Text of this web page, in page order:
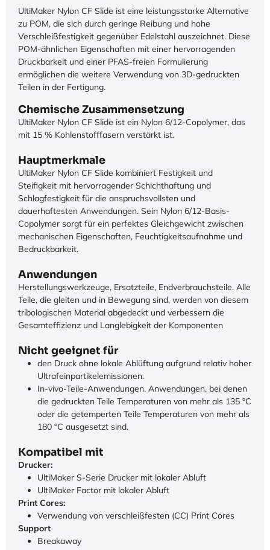
UltiMaker Nylon CF Slide ist eine leistungsstarke Alternative
zu POM, die sich durch geringe Reibung und hohe
Verschleißfestigkeit gegenüber Edelstahl auszeichnet. Diese
POM-ähnlichen Eigenschaften mit einer hervorragenden
Druckbarkeit und einer PFAS-freien Formulierung
ermöglichen die weitere Verwendung von 3D-gedruckten
Teilen in der Fertigung.
Chemische Zusammensetzung
UltiMaker Nylon CF Slide ist ein Nylon 6/12-Copolymer, das
mit 15 % Kohlenstofffasern verstärkt ist.
Hauptmerkmale
UltiMaker Nylon CF Slide kombiniert Festigkeit und
Steifigkeit mit hervorragender Schichthaftung und
Schlagfestigkeit für die anspruchsvollsten und
dauerhaftesten Anwendungen. Sein Nylon 6/12-Basis-
Copolymer sorgt für ein perfektes Gleichgewicht zwischen
mechanischen Eigenschaften, Feuchtigkeitsaufnahme und
Bedruckbarkeit.
Anwendungen
Herstellungswerkzeuge, Ersatzteile, Endverbrauchsteile. Alle
Teile, die gleiten und in Bewegung sind, werden von diesem
tribologischen Material abgedeckt und verbessern die
Gesamteffizienz und Langlebigkeit der Komponenten
Nicht geeignet für
den Druck ohne lokale Ablüftung aufgrund relativ hoher
Ultrafeinpartikelemissionen.
In-vivo-Teile-Anwendungen. Anwendungen, bei denen
die gedruckten Teile Temperaturen von mehr als 135 °C
oder die getemperten Teile Temperaturen von mehr als
180 °C ausgesetzt sind.
Kompatibel mit
Drucker:
UltiMaker S-Serie Drucker mit lokaler Abluft
UltiMaker Factor mit lokaler Abluft
Print Cores:
Verwendung von verschleißfesten (CC) Print Cores
Support
Breakaway